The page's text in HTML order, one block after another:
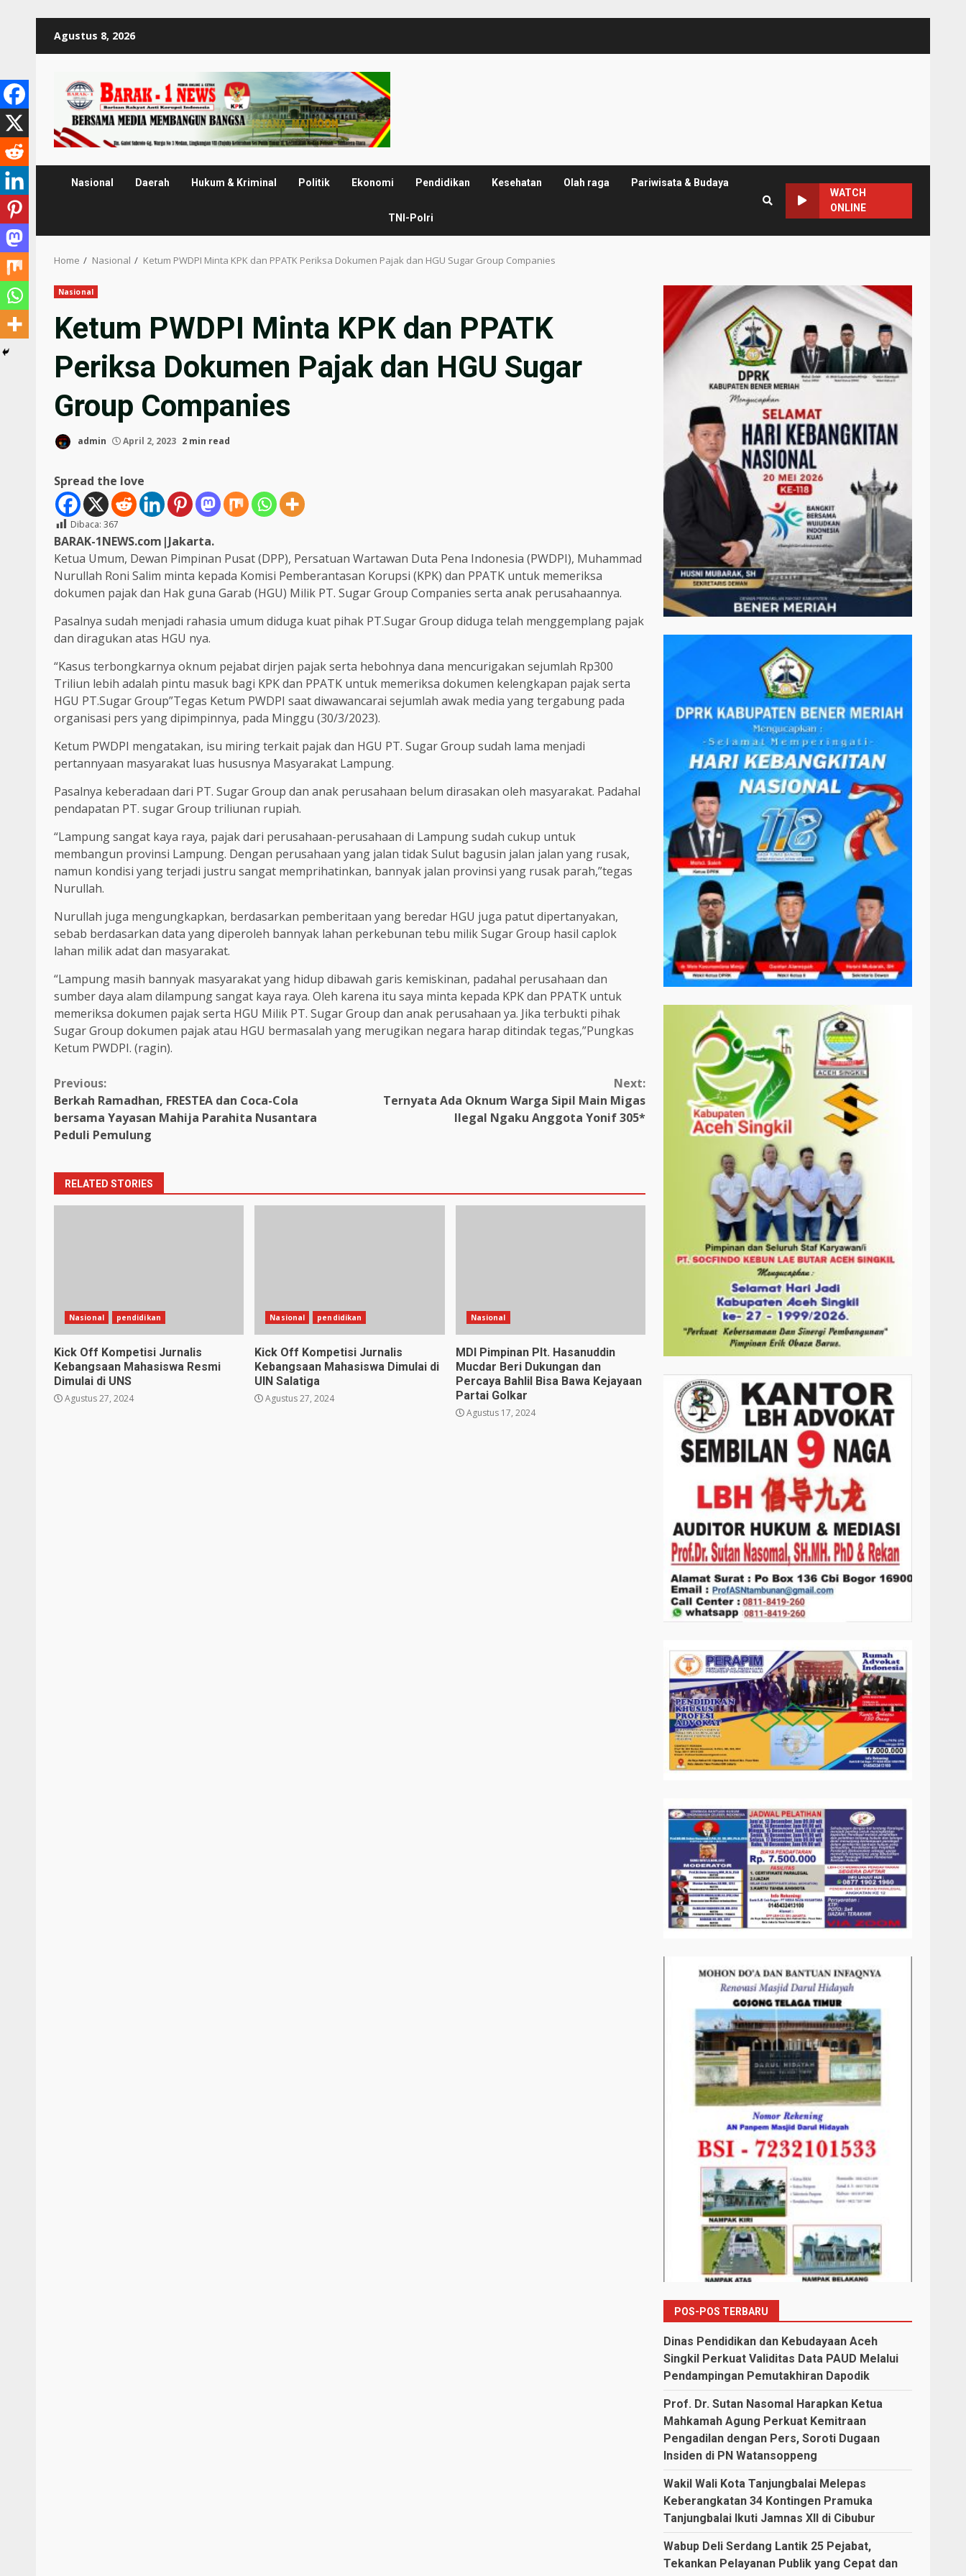
Agustus 8, 2026
Nasional Daerah Hukum & Kriminal Politik Ekonomi Pendidikan Kesehatan Olah raga Pariwisata & Budaya
TNI-Polri
WATCH
ONLINE
Home Nasional Ketum PWDPI Minta KPK dan PPATK Periksa Dokumen Pajak dan HGU Sugar Group Companies
Nasional
Ketum PWDPI Minta KPK dan PPATK
Periksa Dokumen Pajak dan HGU Sugar
Group Companies
admin April 2, 2023 2 min read
Spread the love
Dibaca: 367
BARAK-1NEWS.com|Jakarta.
Ketua Umum, Dewan Pimpinan Pusat (DPP), Persatuan Wartawan Duta Pena Indonesia (PWDPI), Muhammad
Nurullah Roni Salim minta kepada Komisi Pemberantasan Korupsi (KPK) dan PPATK untuk memeriksa
dokumen pajak dan Hak guna Garab (HGU) Milik PT. Sugar Group Companies serta anak perusahaannya.
Pasalnya sudah menjadi rahasia umum diduga kuat pihak PT.Sugar Group diduga telah menggemplang pajak
dan diragukan atas HGU nya.
“Kasus terbongkarnya oknum pejabat dirjen pajak serta hebohnya dana mencurigakan sejumlah Rp300
Triliun lebih adalah pintu masuk bagi KPK dan PPATK untuk memeriksa dokumen kelengkapan pajak serta
HGU PT.Sugar Group”Tegas Ketum PWDPI saat diwawancarai sejumlah awak media yang tergabung pada
organisasi pers yang dipimpinnya, pada Minggu (30/3/2023).
Ketum PWDPI mengatakan, isu miring terkait pajak dan HGU PT. Sugar Group sudah lama menjadi
pertannyaan masyarakat luas hususnya Masyarakat Lampung.
Pasalnya keberadaan dari PT. Sugar Group dan anak perusahaan belum dirasakan oleh masyarakat. Padahal
pendapatan PT. sugar Group triliunan rupiah.
“Lampung sangat kaya raya, pajak dari perusahaan-perusahaan di Lampung sudah cukup untuk
membangun provinsi Lampung. Dengan perusahaan yang jalan tidak Sulut bagusin jalan jalan yang rusak,
namun kondisi yang terjadi justru sangat memprihatinkan, bannyak jalan provinsi yang rusak parah,”tegas
Nurullah.
Nurullah juga mengungkapkan, berdasarkan pemberitaan yang beredar HGU juga patut dipertanyakan,
sebab berdasarkan data yang diperoleh bannyak lahan perkebunan tebu milik Sugar Group hasil caplok
lahan milik adat dan masyarakat.
“Lampung masih bannyak masyarakat yang hidup dibawah garis kemiskinan, padahal perusahaan dan
sumber daya alam dilampung sangat kaya raya. Oleh karena itu saya minta kepada KPK dan PPATK untuk
memeriksa dokumen pajak serta HGU Milik PT. Sugar Group dan anak perusahaan ya. Jika terbukti pihak
Sugar Group dokumen pajak atau HGU bermasalah yang merugikan negara harap ditindak tegas,”Pungkas
Ketum PWDPI. (ragin).
Continue
Reading
Previous:
Berkah Ramadhan, FRESTEA dan Coca-Cola
bersama Yayasan Mahija Parahita Nusantara
Peduli Pemulung
Next:
Ternyata Ada Oknum Warga Sipil Main Migas
Ilegal Ngaku Anggota Yonif 305*
RELATED STORIES
Nasional pendidikan
Kick Off Kompetisi Jurnalis
Kebangsaan Mahasiswa Resmi
Dimulai di UNS
Agustus 27, 2024
Nasional pendidikan
Kick Off Kompetisi Jurnalis
Kebangsaan Mahasiswa Dimulai di
UIN Salatiga
Agustus 27, 2024
Nasional
MDI Pimpinan Plt. Hasanuddin
Mucdar Beri Dukungan dan
Percaya Bahlil Bisa Bawa Kejayaan
Partai Golkar
Agustus 17, 2024
POS-POS TERBARU
Dinas Pendidikan dan Kebudayaan Aceh
Singkil Perkuat Validitas Data PAUD Melalui
Pendampingan Pemutakhiran Dapodik
Prof. Dr. Sutan Nasomal Harapkan Ketua
Mahkamah Agung Perkuat Kemitraan
Pengadilan dengan Pers, Soroti Dugaan
Insiden di PN Watansoppeng
Wakil Wali Kota Tanjungbalai Melepas
Keberangkatan 34 Kontingen Pramuka
Tanjungbalai Ikuti Jamnas XII di Cibubur
Wabup Deli Serdang Lantik 25 Pejabat,
Tekankan Pelayanan Publik yang Cepat dan